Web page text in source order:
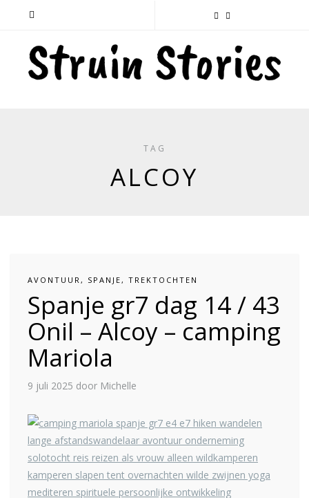
TAG
ALCOY
AVONTUUR, SPANJE, TREKTOCHTEN
Spanje gr7 dag 14 / 43
Onil – Alcoy – camping
Mariola
9 juli 2025 door Michelle